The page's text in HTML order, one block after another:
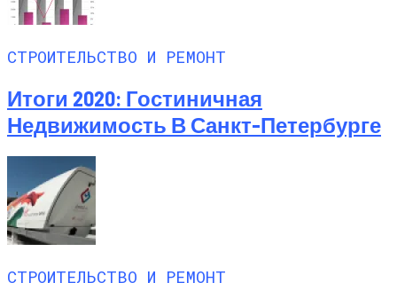
СТРОИТЕЛЬСТВО И РЕМОНТ
Итоги 2020: Гостиничная
Недвижимость В Санкт-Петербурге
СТРОИТЕЛЬСТВО И РЕМОНТ